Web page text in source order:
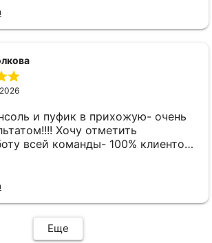
и пуфик в прихожую- очень
отметить
всей команды- 100% клиенто
команда!!!! При заказе
заказчика , что очень
материала и цвета. Четкая
Еще